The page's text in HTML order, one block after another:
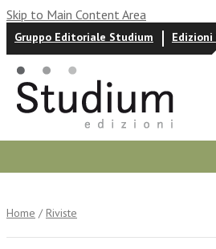
Skip to Main Content Area
Gruppo Editoriale Studium
Home / Riviste